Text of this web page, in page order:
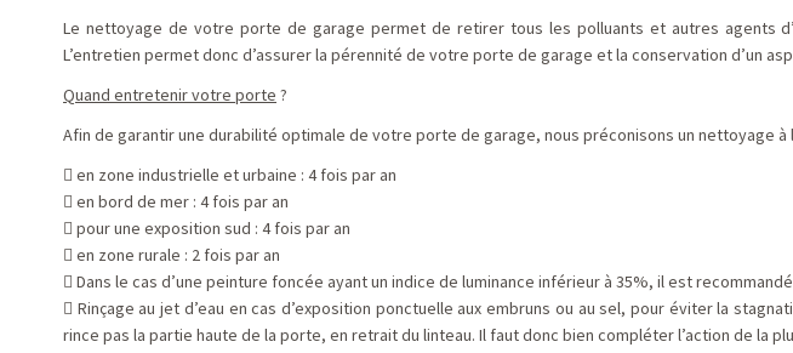
Le nettoyage de votre porte de garage permet de retirer tous les polluants et autres agents
L’entretien permet donc d’assurer la pérennité de votre porte de garage et la conservation d’un
Quand entretenir votre porte ?
Afin de garantir une durabilité optimale de votre porte de garage, nous préconisons un nettoyage à
 en zone industrielle et urbaine : 4 fois par an
 en bord de mer : 4 fois par an
 pour une exposition sud : 4 fois par an
 en zone rurale : 2 fois par an
 Dans le cas d’une peinture foncée ayant un indice de luminance inférieur à 35%, il est
 Rinçage au jet d’eau en cas d’exposition ponctuelle aux embruns ou au sel, pour éviter la
rince pas la partie haute de la porte, en retrait du linteau. Il faut donc bien compléter l’action de la